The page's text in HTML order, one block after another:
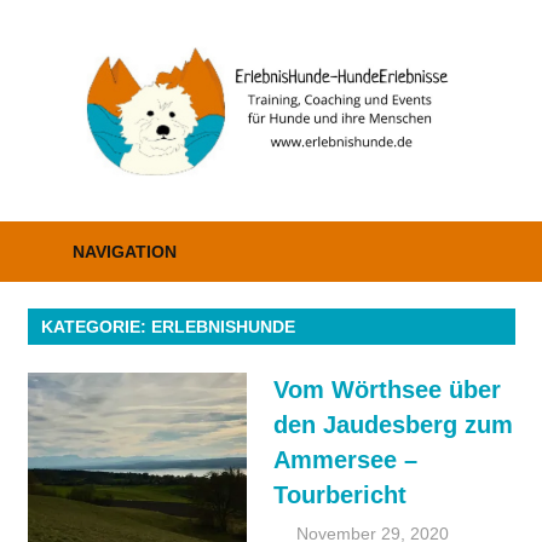
Coaching
Events
NAVIGATION
KATEGORIE: ERLEBNISHUNDE
Vom Wörthsee über
den Jaudesberg zum
Ammersee –
Tourbericht
November 29, 2020